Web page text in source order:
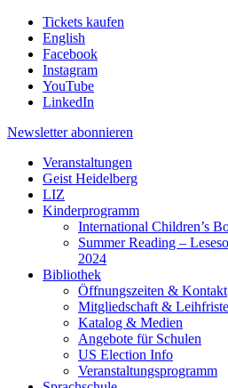
Tickets kaufen
English
Facebook
Instagram
YouTube
LinkedIn
Newsletter abonnieren
Veranstaltungen
Geist Heidelberg
LIZ
Kinderprogramm
International Children’s
Summer Reading –
2024
Bibliothek
Öffnungszeiten & Kontakt
Mitgliedschaft &
Katalog & Medien
Angebote für Schulen
US Election Info
Veranstaltungsprogramm